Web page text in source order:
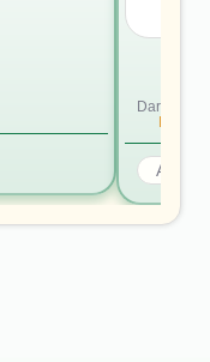
Dar nėra